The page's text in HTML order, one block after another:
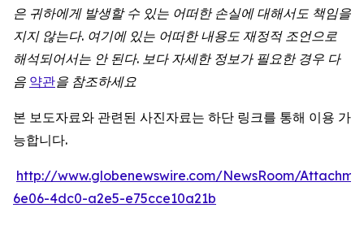
은 귀하에게 발생할 수 있는 어떠한 손실에 대해서도 책임을
지지 않는다. 여기에 있는 어떠한 내용도 재정적 조언으로
해석되어서는 안 된다. 보다 자세한 정보가 필요한 경우 다
음 약관을 참조하세요
본 보도자료와 관련된 사진자료는 하단 링크를 통해 이용 가
능합니다.
http://www.globenewswire.com/NewsRoom/
6e06-4dc0-a2e5-e75cce10a21b